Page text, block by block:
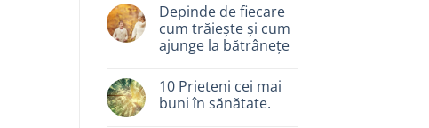
Depinde de fiecare
cum trăiește și cum
ajunge la bătrânețe
10 Prieteni cei mai
buni în sănătate.